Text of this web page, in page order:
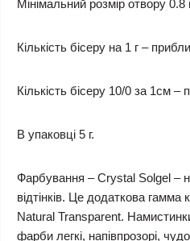
Мінімальний розмір отвору
Кількість бісеру на 1 г –
Кількість бісеру 10/0 за 1см –
В упаковці 5 г.
Фарбування – Crystal Solgel –
відтінків. Це додаткова гамма
Natural Transparent.
фарби легкі, напівпрозорі,